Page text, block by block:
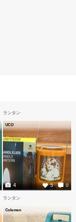
ランタン
UCO
5 0
4
ランタン
Coleman